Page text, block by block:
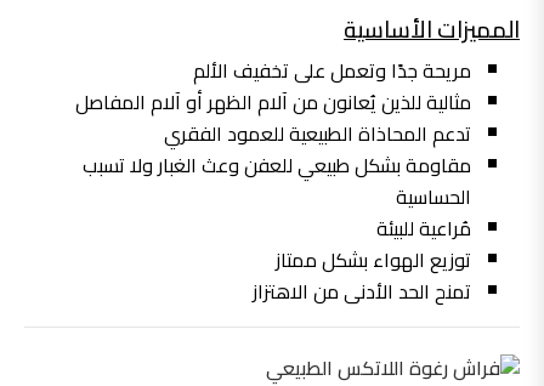
المميزات الأساسية
مريحة جدًا وتعمل على تخفيف الألم
مثالية للذين يُعانون من آلام الظهر أو آلام المفاصل
تدعم المحاذاة الطبيعية للعمود الفقري
مقاومة بشكل طبيعي للعفن وعث الغبار ولا تسبب
الحساسية
مُراعية للبيئة
توزيع الهواء بشكل ممتاز
تمنح الحد الأدنى من الاهتزاز